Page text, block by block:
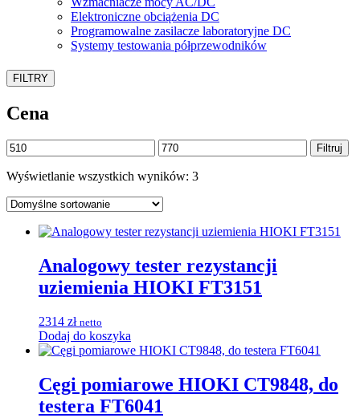
Elektroniczne obciążenia DC
Programowalne zasilacze laboratoryjne DC
Systemy testowania półprzewodników
FILTRY
Cena
Cena
min
Cena
max
Filtruj
Wyświetlanie wszystkich wyników: 3
Analogowy tester rezystancji
uziemienia HIOKI FT3151
2314 zł netto
Dodaj do koszyka
Cęgi pomiarowe HIOKI CT9848, do
testera FT6041